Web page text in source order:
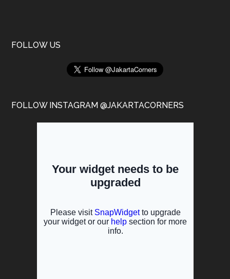
FOLLOW US
FOLLOW INSTAGRAM @JAKARTACORNERS